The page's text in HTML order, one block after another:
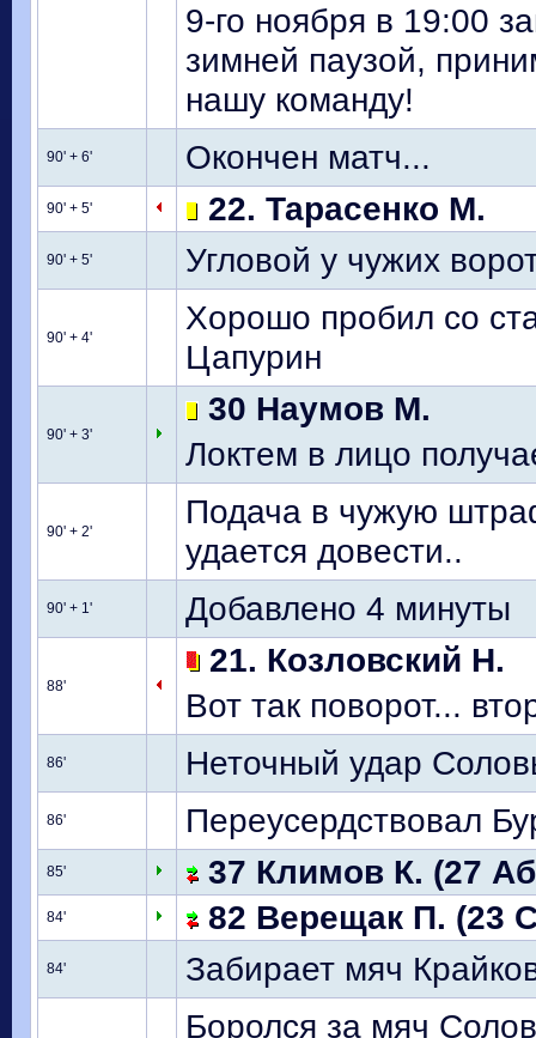
9-го ноября в 19:00
зимней паузой,
нашу команду!
90' + 6' Окончен матч...
90' + 5' 22. Тарасенко М.
90' + 5' Угловой у чужих
90' + 4'
Хорошо пробил со
Цапурин
90' + 3'
30 Наумов М.
Локтем в лицо
90' + 2'
Подача в чужую
удается довести..
90' + 1' Добавлено 4 минуты
88'
21. Козловский Н.
Вот так поворот...
86' Неточный удар
86' Переусердствовал
85' 37 Климов К. (27
84' 82 Верещак П. (23
84' Забирает мяч
Боролся за мяч